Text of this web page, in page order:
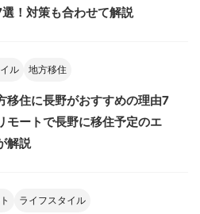
選！対策も合わせて解説
ル 地方移住
移住に長野がおすすめの理由7
モートで長野に移住予定のエ
解説
ライフスタイル